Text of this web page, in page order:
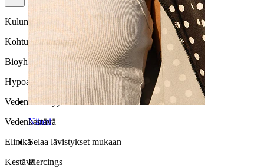
Nänni
Selaa lävistykset mukaan
Piercings
Kulumisnopeus
Kohtuulliseen käyttöön
Bioyhteensopivuus
Hypoallergeeninen
Vedenkestävyys
Vedenkestävä
Elinikä
Kestävä